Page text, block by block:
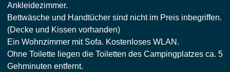
Ankleidezimmer.
Bettwäsche und Handtücher sind nicht im Preis inbegriffen.
(Decke und Kissen vorhanden)
Ein Wohnzimmer mit Sofa. Kostenloses WLAN.
Ohne Toilette liegen die Toiletten des Campingplatzes ca. 5
Gehminuten entfernt.